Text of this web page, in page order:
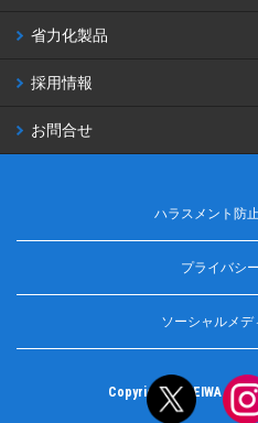
省力化製品
採用情報
お問合せ
ハラスメント防
プライバシ
ソーシャルメデ
Copyright © MEIWA